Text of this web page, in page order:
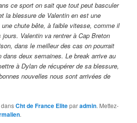
ce sport on sait que tout peut basculer
la blessure de Valentin en est une
une chute bête, à faible vitesse, comme il
Valentin va rentrer à Cap Breton
dans le meilleur des cas on pourrait
dans deux semaines. Le break arrive au
à Dylan de récupérer de sa blessure,
nouvelles nous sont arrivées de
dansCht de France Eliteparadmin. Mettez-
.